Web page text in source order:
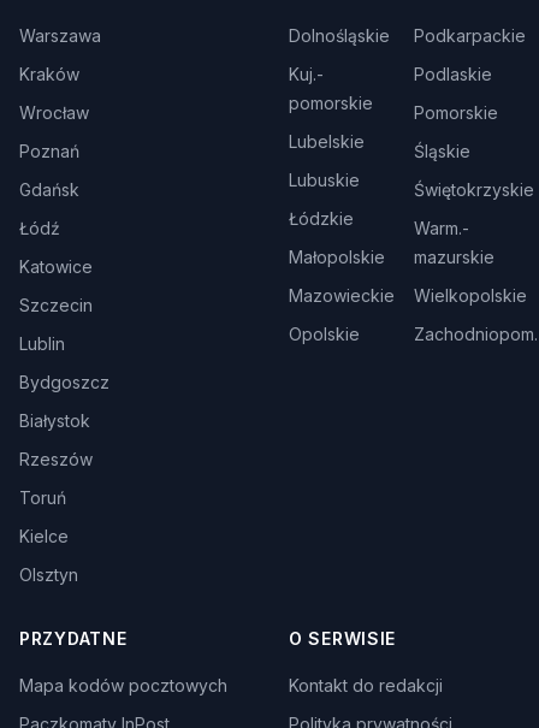
Warszawa
Kraków
Wrocław
Poznań
Gdańsk
Łódź
Katowice
Szczecin
Lublin
Bydgoszcz
Białystok
Rzeszów
Toruń
Kielce
Olsztyn
Dolnośląskie
Kuj.-
pomorskie
Lubelskie
Lubuskie
Łódzkie
Małopolskie
Mazowieckie
Opolskie
Podkarpackie
Podlaskie
Pomorskie
Śląskie
Świętokrzyskie
Warm.-
mazurskie
Wielkopolskie
Zachodniopom.
PRZYDATNE
Mapa kodów pocztowych
Paczkomaty InPost
O SERWISIE
Kontakt do redakcji
Polityka prywatności